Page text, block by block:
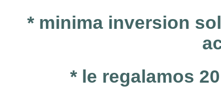
* minima inversion
* le regalamos